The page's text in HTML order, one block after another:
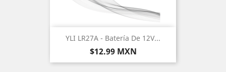
YLI LR27A - Batería De 12V...
Precio
$12.99 MXN